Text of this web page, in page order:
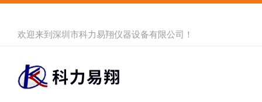
欢迎来到 深圳市科力易翔仪器设备有限公司 ！